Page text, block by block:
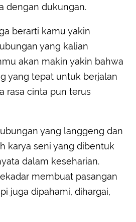
dengan dukungan.
berarti kamu yakin
yang kalian
akan makin yakin bahwa
yang tepat untuk berjalan
rasa cinta pun terus
yang langgeng dan
karya seni yang dibentuk
dalam keseharian.
membuat pasangan
juga dipahami, dihargai,